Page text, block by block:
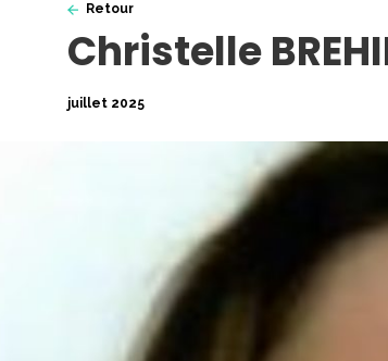
Retour
Christelle
juillet 2025